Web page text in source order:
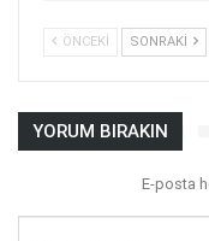
ÖNCEKI SONRAKI
YORUM BIRAKIN
E-posta